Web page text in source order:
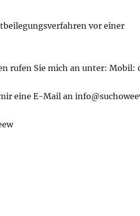
vor einer
rufen Sie mich an unter: Mobil:
eine E-Mail an